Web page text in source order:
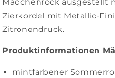
Mädchenrock ausgestellt
Zierkordel mit Metallic-
Zitronendruck.
Produktinformationen
mintfarbener